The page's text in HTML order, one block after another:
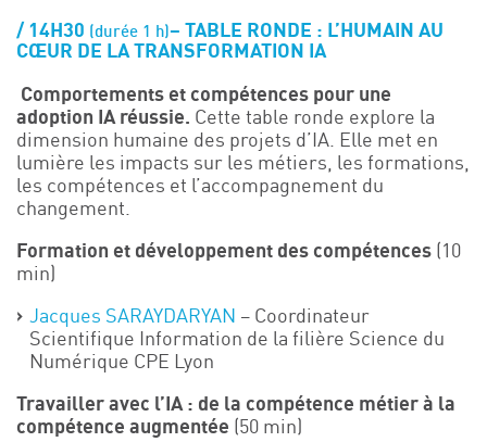
14H30 (durée 1 h)– TABLE RONDE : L’HUMAIN AU
CŒUR DE LA TRANSFORMATION IA
​​ Comportements et compétences pour une
adoption IA réussie. Cette table ronde explore la
dimension humaine des projets d’IA. Elle met en
lumière les impacts sur les métiers, les formations,
les compétences et l’accompagnement du
changement.
Formation et développement des compétences (10
min)
Jacques SARAYDARYAN – Coordinateur
Scientifique Information de la filière Science du
Numérique CPE Lyon
Travailler avec l’IA : de la compétence métier à la
compétence augmentée (50 min)